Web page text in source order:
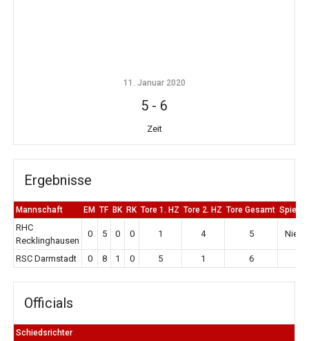
11. Januar 2020
5 - 6
Zeit
Ergebnisse
Mannschaft EM TF BK RK Tore 1. HZ Tore 2. HZ Tore Gesamt
RHC
Recklinghausen
0 5 0 0 1 4 5
RSC Darmstadt 0 8 1 0 5 1 6
Officials
Schiedsrichter